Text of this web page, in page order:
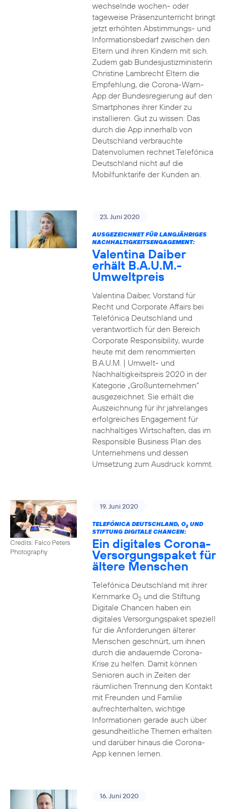
wechselnde wochen- oder
tageweise Präsenzunterricht bringt
jetzt erhöhten Abstimmungs- und
Informationsbedarf zwischen den
Eltern und ihren Kindern mit sich.
Zudem gab Bundesjustizministerin
Christine Lambrecht Eltern die
Empfehlung, die Corona-Warn-
App der Bundesregierung auf den
Smartphones ihrer Kinder zu
installieren. Gut zu wissen: Das
durch die App innerhalb von
Deutschland verbrauchte
Datenvolumen rechnet Telefónica
Deutschland nicht auf die
Mobilfunktarife der Kunden an.
23. Juni 2020
AUSGEZEICHNET FÜR LANGJÄHRIGES
NACHHALTIGKEITSENGAGEMENT:
Valentina Daiber
erhält B.A.U.M.-
Umweltpreis
Valentina Daiber, Vorstand für
Recht und Corporate Affairs bei
Telefónica Deutschland und
verantwortlich für den Bereich
Corporate Responsibility, wurde
heute mit dem renommierten
B.A.U.M. | Umwelt- und
Nachhaltigkeitspreis 2020 in der
Kategorie „Großunternehmen“
ausgezeichnet. Sie erhält die
Auszeichnung für ihr jahrelanges
erfolgreiches Engagement für
nachhaltiges Wirtschaften, das im
Responsible Business Plan des
Unternehmens und dessen
Umsetzung zum Ausdruck kommt.
Credits: Falco Peters
Photography
19. Juni 2020
TELEFÓNICA DEUTSCHLAND, O2UND
STIFTUNG DIGITALE CHANCEN:
Ein digitales Corona-
Versorgungspaket für
ältere Menschen
Telefónica Deutschland mit ihrer
Kernmarke O2und die Stiftung
Digitale Chancen haben ein
digitales Versorgungspaket speziell
für die Anforderungen älterer
Menschen geschnürt, um ihnen
durch die andauernde Corona-
Krise zu helfen. Damit können
Senioren auch in Zeiten der
räumlichen Trennung den Kontakt
mit Freunden und Familie
aufrechterhalten, wichtige
Informationen gerade auch über
gesundheitliche Themen erhalten
und darüber hinaus die Corona-
App kennen lernen.
16. Juni 2020